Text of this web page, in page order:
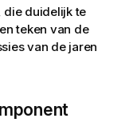
die duidelijk te
teken van de
van de jaren